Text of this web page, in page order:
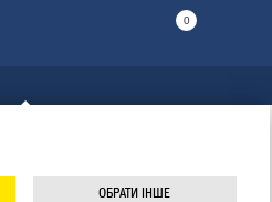
0
ОБРАТИ ІНШЕ